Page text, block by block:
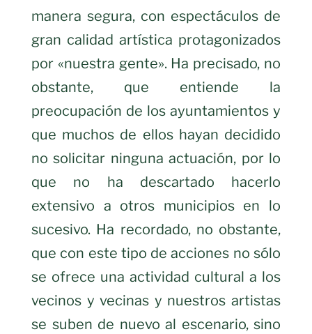
manera segura, con espectáculos de
gran calidad artística protagonizados
por «nuestra gente». Ha precisado, no
obstante, que entiende la
preocupación de los ayuntamientos y
que muchos de ellos hayan decidido
no solicitar ninguna actuación, por lo
que no ha descartado hacerlo
extensivo a otros municipios en lo
sucesivo. Ha recordado, no obstante,
que con este tipo de acciones no sólo
se ofrece una actividad cultural a los
vecinos y vecinas y nuestros artistas
se suben de nuevo al escenario, sino